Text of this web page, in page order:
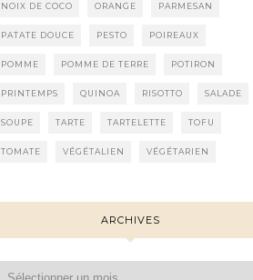
NOIX DE COCO ORANGE PARMESAN
PATATE DOUCE PESTO POIREAUX
POMME POMME DE TERRE POTIRON
PRINTEMPS QUINOA RISOTTO SALADE
SOUPE TARTE TARTELETTE TOFU
TOMATE VÉGÉTALIEN VÉGÉTARIEN
ARCHIVES